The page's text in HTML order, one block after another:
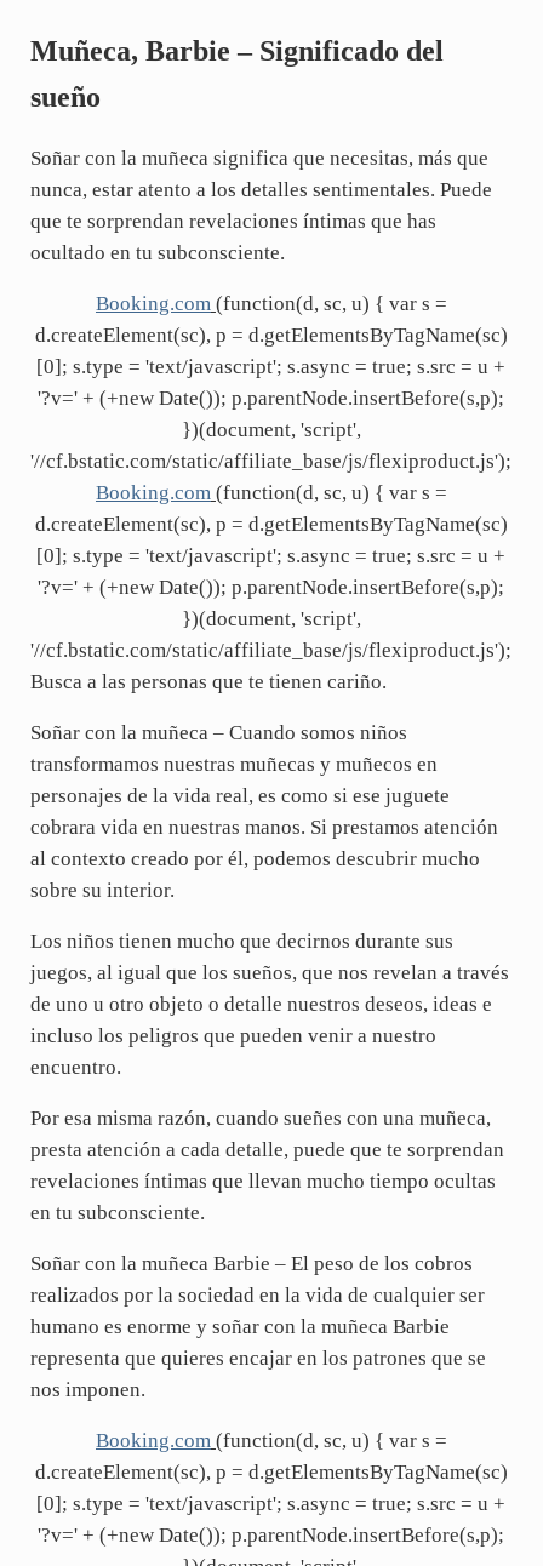
Muñeca, Barbie – Significado del
sueño
Soñar con la muñeca significa que necesitas, más que
nunca, estar atento a los detalles sentimentales. Puede
que te sorprendan revelaciones íntimas que has
ocultado en tu subconsciente.
Booking.com (function(d, sc, u) { var s =
d.createElement(sc), p = d.getElementsByTagName(sc)
[0]; s.type = 'text/javascript'; s.async = true; s.src = u +
'?v=' + (+new Date()); p.parentNode.insertBefore(s,p);
})(document, 'script',
'//cf.bstatic.com/static/affiliate_base/js/flexiproduct.js');
Booking.com (function(d, sc, u) { var s =
d.createElement(sc), p = d.getElementsByTagName(sc)
[0]; s.type = 'text/javascript'; s.async = true; s.src = u +
'?v=' + (+new Date()); p.parentNode.insertBefore(s,p);
})(document, 'script',
'//cf.bstatic.com/static/affiliate_base/js/flexiproduct.js');
Busca a las personas que te tienen cariño.
Soñar con la muñeca – Cuando somos niños
transformamos nuestras muñecas y muñecos en
personajes de la vida real, es como si ese juguete
cobrara vida en nuestras manos. Si prestamos atención
al contexto creado por él, podemos descubrir mucho
sobre su interior.
Los niños tienen mucho que decirnos durante sus
juegos, al igual que los sueños, que nos revelan a través
de uno u otro objeto o detalle nuestros deseos, ideas e
incluso los peligros que pueden venir a nuestro
encuentro.
Por esa misma razón, cuando sueñes con una muñeca,
presta atención a cada detalle, puede que te sorprendan
revelaciones íntimas que llevan mucho tiempo ocultas
en tu subconsciente.
Soñar con la muñeca Barbie – El peso de los cobros
realizados por la sociedad en la vida de cualquier ser
humano es enorme y soñar con la muñeca Barbie
representa que quieres encajar en los patrones que se
nos imponen.
Booking.com (function(d, sc, u) { var s =
d.createElement(sc), p = d.getElementsByTagName(sc)
[0]; s.type = 'text/javascript'; s.async = true; s.src = u +
'?v=' + (+new Date()); p.parentNode.insertBefore(s,p);